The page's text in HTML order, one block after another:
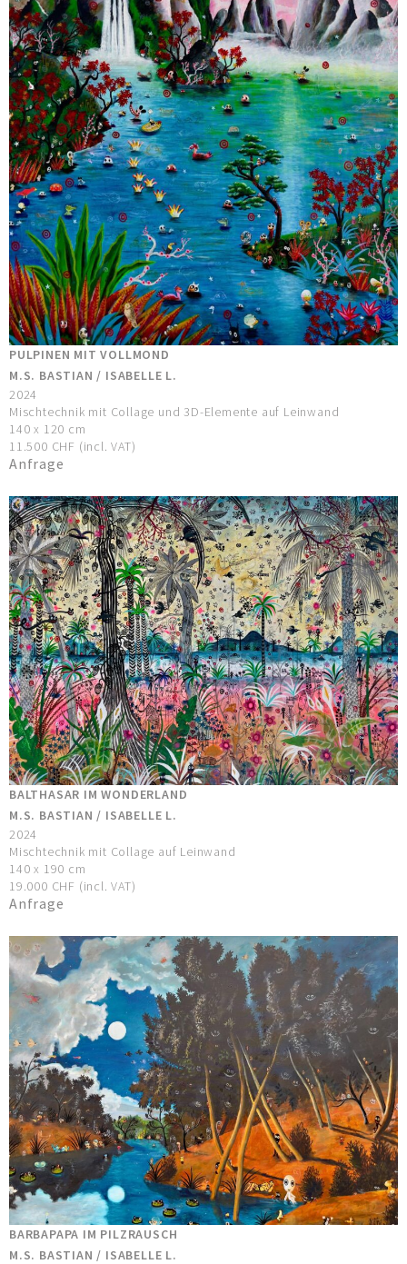
PULPINEN MIT VOLLMOND
M.S. BASTIAN / ISABELLE L.
2024
Mischtechnik mit Collage und 3D-Elemente auf Leinwand
140 x 120 cm
11.500 CHF (incl. VAT)
Anfrage
BALTHASAR IM WONDERLAND
M.S. BASTIAN / ISABELLE L.
2024
Mischtechnik mit Collage auf Leinwand
140 x 190 cm
19.000 CHF (incl. VAT)
Anfrage
BARBAPAPA IM PILZRAUSCH
M.S. BASTIAN / ISABELLE L.